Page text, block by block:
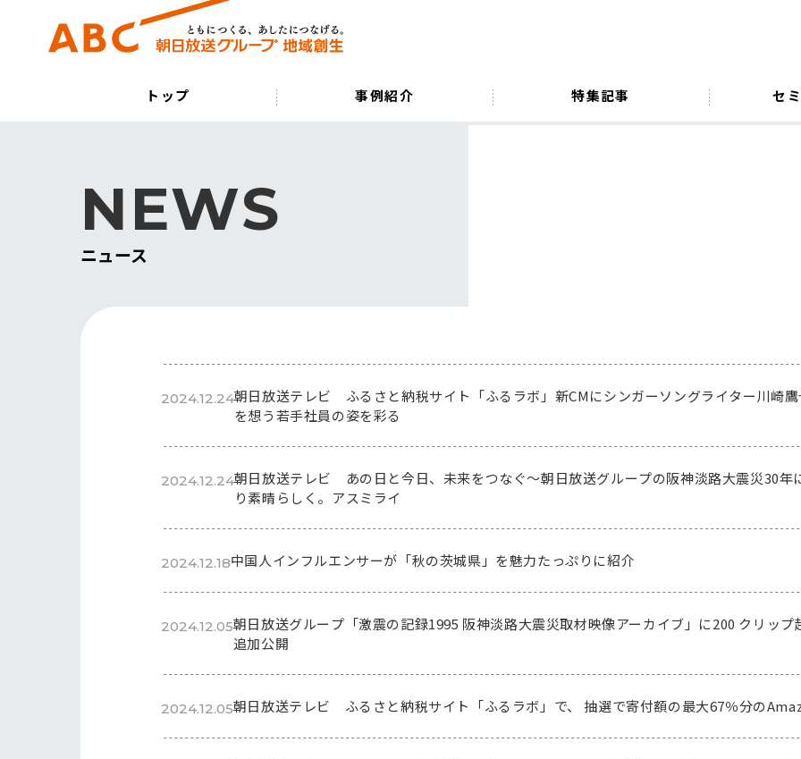
トップ 事例紹介 特集記事 セ
NEWS
ニュース
2024.12.24朝日放送テレビ ふるさと納税サイト「ふるラボ」新CMにシンガーソングライター川崎
を想う若手社員の姿を彩る
2024.12.24朝日放送テレビ あの日と今日、未来をつなぐ～朝日放送グループの阪神淡路大震災30年
り素晴らしく。アスミライ
2024.12.18中国人インフルエンサーが「秋の茨城県」を魅力たっぷりに紹介
2024.12.05朝日放送グループ「激震の記録1995 阪神淡路大震災取材映像アーカイブ」に200 クリッ
追加公開
2024.12.05朝日放送テレビ ふるさと納税サイト「ふるラボ」で、 抽選で寄付額の最大67％分の